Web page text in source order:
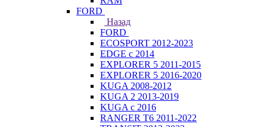
FORD
Назад
FORD
ECOSPORT 2012-2023
EDGE c 2014
EXPLORER 5 2011-2015
EXPLORER 5 2016-2020
KUGA 2008-2012
KUGA 2 2013-2019
KUGA с 2016
RANGER T6 2011-2022